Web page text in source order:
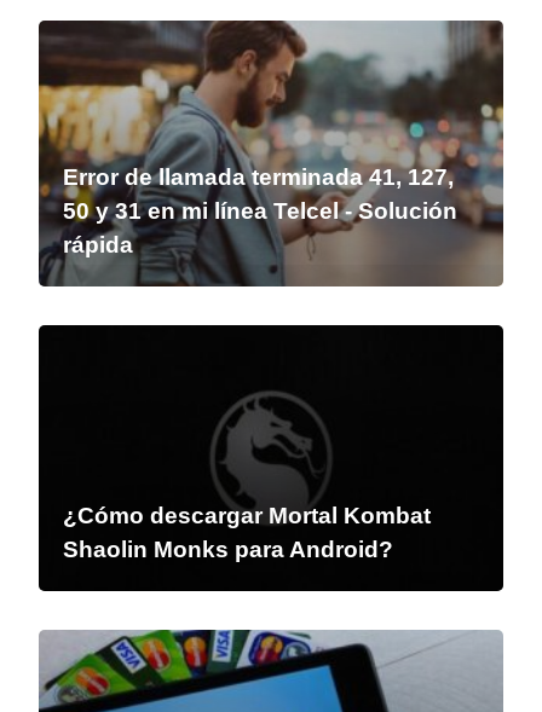
Error de llamada terminada 41, 127,
50 y 31 en mi línea Telcel - Solución
rápida
¿Cómo descargar Mortal Kombat
Shaolin Monks para Android?